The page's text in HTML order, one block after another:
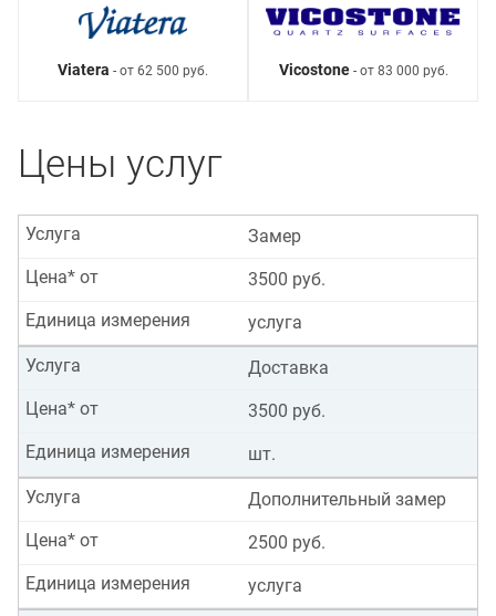
Viatera - от 62 500 руб. Vicostone- от 83 000 руб.
Цены услуг
Замер
Услуга
3500 руб.
Цена* от
услуга
Единица измерения
Доставка
Услуга
3500 руб.
Цена* от
шт.
Единица измерения
Дополнительный замер
Услуга
2500 руб.
Цена* от
услуга
Единица измерения